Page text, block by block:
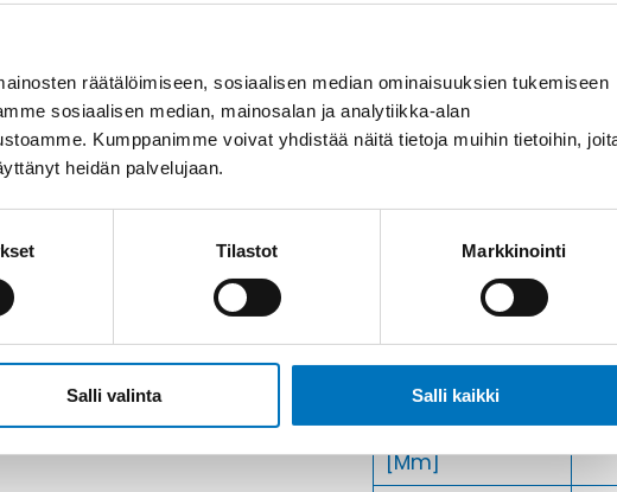
räätälöimiseen, sosiaalisen median ominaisuuksien tukemiseen
sosiaalisen median, mainosalan ja analytiikka-alan
Kumppanimme voivat yhdistää näitä tietoja muihin tietoihin,
heidän palvelujaan.
Tilastot Markkinointi
Salli valinta Salli kaikki
Käyttölämpötila
Kotelointiluokka
Setrifikaatti
Halkasija Min.
[Mm]
Kaapelille Mm
Halkaisija Max.
[Mm]